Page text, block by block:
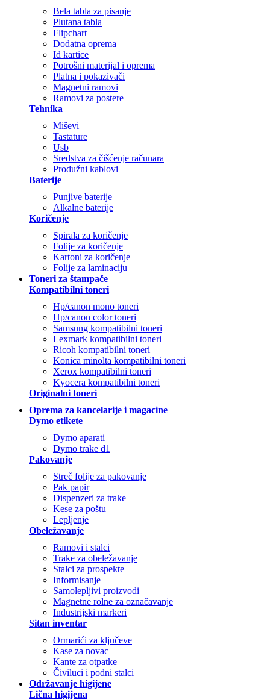
Bela tabla za pisanje
Plutana tabla
Flipchart
Dodatna oprema
Id kartice
Potrošni materijal i oprema
Platna i pokazivači
Magnetni ramovi
Ramovi za postere
Tehnika
Miševi
Tastature
Usb
Sredstva za čišćenje računara
Produžni kablovi
Baterije
Punjive baterije
Alkalne baterije
Koričenje
Spirala za koričenje
Folije za koričenje
Kartoni za koričenje
Folije za laminaciju
Toneri za štampače
Kompatibilni toneri
Hp/canon mono toneri
Hp/canon color toneri
Samsung kompatibilni toneri
Lexmark kompatibilni toneri
Ricoh kompatibilni toneri
Konica minolta kompatibilni toneri
Xerox kompatibilni toneri
Kyocera kompatibilni toneri
Originalni toneri
Oprema za kancelarije i magacine
Dymo etikete
Dymo aparati
Dymo trake d1
Pakovanje
Streč folije za pakovanje
Pak papir
Dispenzeri za trake
Kese za poštu
Lepljenje
Obeležavanje
Ramovi i stalci
Trake za obeležavanje
Stalci za prospekte
Informisanje
Samolepljivi proizvodi
Magnetne rolne za označavanje
Industrijski markeri
Sitan inventar
Ormarići za ključeve
Kase za novac
Kante za otpatke
Čiviluci i podni stalci
Održavanje higijene
Lična higijena